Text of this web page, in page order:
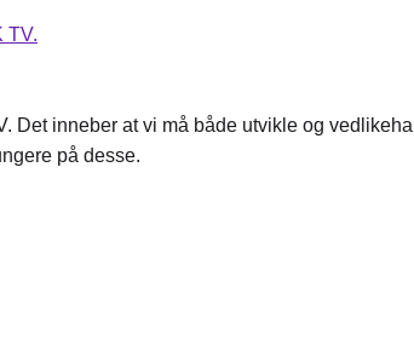
TV.
Det inneber at vi må både utvikle og
på desse.